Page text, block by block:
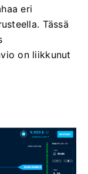
eri
Tässä
on liikkunut